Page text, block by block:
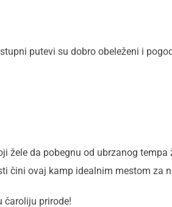
putevi su dobro obeleženi i
žele da pobegnu od ubrzanog
čini ovaj kamp idealnim mestom za
čaroliju prirode!